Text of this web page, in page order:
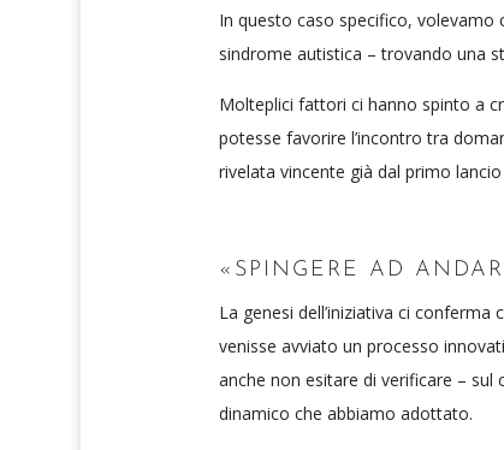
In questo caso specifico,
sindrome autistica – trovando una
Molteplici fattori ci hanno spinto a
potesse favorire l’incontro tra
rivelata vincente già dal primo
«SPINGERE AD
La genesi dell’iniziativa ci conferma
venisse avviato un processo
anche non esitare di verificare –
dinamico che abbiamo adottato.